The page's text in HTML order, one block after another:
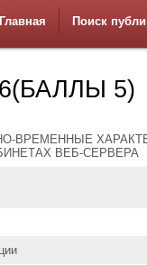
Главная Поиск
5)
ВРЕМЕННЫЕ
ВЕБ-СЕРВЕРА